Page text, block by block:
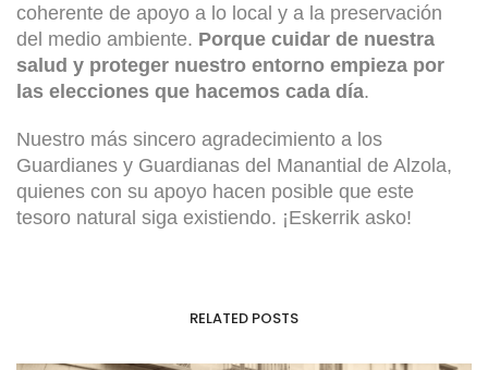
coherente de apoyo a lo local y a la preservación
del medio ambiente. Porque cuidar de nuestra
salud y proteger nuestro entorno empieza por
las elecciones que hacemos cada día.
Nuestro más sincero agradecimiento a los
Guardianes y Guardianas del Manantial de Alzola,
quienes con su apoyo hacen posible que este
tesoro natural siga existiendo. ¡Eskerrik asko!
RELATED POSTS